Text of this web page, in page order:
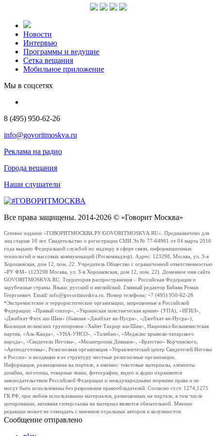
Новости
Интервью
Программы и ведущие
Сетка вещания
Мобильное приложение
Мы в соцсетях
8 (495) 950-62-26
info@govoritmoskva.ru
Реклама на радио
Города вещания
Наши слушатели
Все права защищены. 2014-2026 © «Говорит Москва»
Сетевое издание «ГОВОРИТМОСКВА.РУ/GOVORITMOSKVA.RU». Предназначено для
лиц старше 16 лет. Свидетельство о регистрации СМИ Эл № 77-64961 от 04 марта 2016
года выдано Федеральной службой по надзору в сфере связи, информационных
технологий и массовых коммуникаций (Роскомнадзор). Адрес: 123298, Москва, ул. 3-я
Хорошевская, дом 12, пом. 22. Учредитель Общество с ограниченной ответственностью
«РУ ФМ» (123298 Москва, ул. 3-я Хорошевская, дом 12, пом. 22). Доменное имя сайта
GOVORITMOSKVA.RU. Территория распространения – Российская Федерация и
зарубежные страны. Языки: русский и английский. Главный редактор Бабаян Роман
Георгиевич. Email: info@govoritmoskva.ru. Номер телефона: +7 (495) 950-62-26
*Экстремистские и террористические организации, запрещенные в Российской
Федерации: «Правый сектор», «Украинская повстанческая армия» (УПА), «ИГИЛ»,
«Джабхат Фатх аш-Шам» (бывшая «Джабхат ан-Нусра», «Джебхат ан-Нусра»),
Коалиция исламских группировок «Хайят Тахрир аш-Шам», Национал-Большевистская
партия, «Аль-Каида», «УНА-УНСО», «Талибан», «Меджлис крымско-татарского
народа», «Свидетели Иеговы», «Мизантропик Дивижн», «Братство» Корчинского,
«Артподготовка», Религиозная организация «Управленческий центр Свидетелей Иеговы
в России» и входящие в ее структуру местные религиозные организации.
Информация, размещенная на портале, а именно: текстовые материалы, элементы
дизайна, логотипы, товарные знаки, фотографии, видео и аудио охраняются
законодательством Российской Федерации и международными нормами права и не
могут быть использованы без разрешения правообладателей. Согласно ст.ст. 1274,1275
ГК РФ, при любом использовании материалов, размещенных на портале, в том числе
цитировании, активная гиперссылка на материал является обязательной. Мнение
редакции может не совпадать с мнением отдельных авторов и колумнистов.
Сообщение отправлено